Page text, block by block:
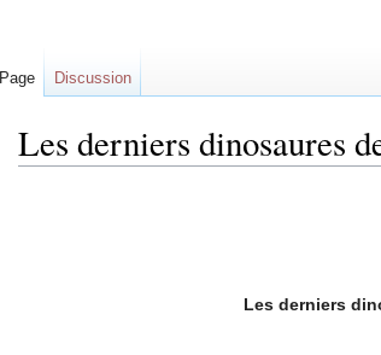
Les derniers dinosaures
Les derniers
Page Discussion